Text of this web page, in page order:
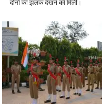
दोनों की झलक देखने को मिली।